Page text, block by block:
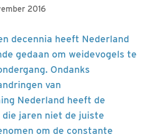
2016
decennia heeft Nederland
gedaan om weidevogels te
Ondanks
van
Nederland heeft de
jaren niet de juiste
om de constante